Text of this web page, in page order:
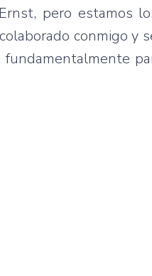
pero estamos
conmigo y